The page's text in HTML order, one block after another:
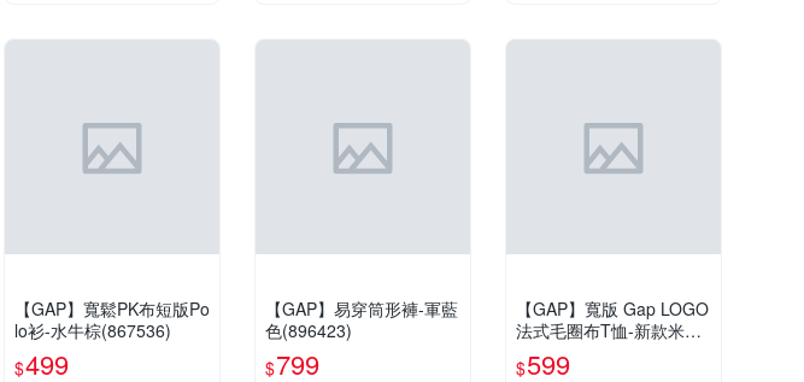
【GAP】寬鬆PK布短版Po
lo衫-水牛棕(867536)
$499
【GAP】易穿筒形褲-軍藍
色(896423)
$799
【GAP】寬版 Gap LOGO
法式毛圈布T恤-新款米白
(894498)
$599